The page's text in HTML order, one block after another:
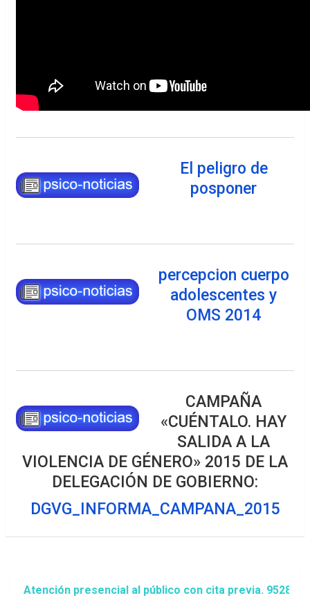
El peligro de
posponer
percepcion cuerpo
adolescentes y
OMS 2014
CAMPAÑA
«CUÉNTALO. HAY
SALIDA A LA
VIOLENCIA DE GÉNERO» 2015 DE LA
DELEGACIÓN DE GOBIERNO:
DGVG_INFORMA_CAMPANA_2015
presencial al público con cita previa. 952809000